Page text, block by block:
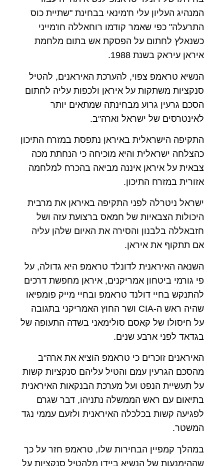
המנהיג העליון עלי ח'מינאי בבחינת "שתיית כוס
התרעלה" כפי שאמר קודמו רוחאללה חו'מייני
כשנאלץ לחתום על הפסקת אש בתום מלחמת
איראן עיראק בשנת 1988.
הנשיא טראמפ צפוי, להערכת האיראנים, להטיל
סנקציות משתקות על איראן ולכפות עליה לחתום
הסכם גרעין גרוע מבחינתה שמתאים יותר
לאינטרסים של ישראל וארה"ב.
התקיפה הישראלית באיראן נתפסת במזרח התיכון
כהצלחה ישראלית והיא מוכיחה כי הנחתת מכה
צבאית על איראן איננה מביאה בהכרח למלחמה
אזורית במזרח התיכון.
ישראל ניטרלה לפני התקיפה באיראן את מרבית
היכולות הצבאיות של חמאס ברצועת עזה ושל
חזבאללה בלבנון והסירה את האיום שלהן עליה
אם תתקוף את איראן.
השנאה האיראנית לדונלד טראמפ היא גדולה, על
פי גורמי ביטחון אמריקנים, איראן מחפשת דרכים
להתנקש בחיי דולנד טראמפ ובחיי מייק פומפיאו
שהיה ראש ה-CIA ושר החוץ האמריקני בתגובה
על חיסולו של קאסם סולימאני בשדה התעופה של
בגדאד לפני ארבע שנים.
האיראנים זוכרים כי טראמפ הוציא את ארה"ב
מהסכם הגרעין עמם והטיל עליהם סנקציות קשות
על תעשיית הנפט ועל מערכת הבנקאות האיראנית
בתיאום עם ראש הממשלה נתניהו, דבר שגרם
לפגיעה קשות בכלכלה האיראנית ולזעם עממי נגד
המשטר.
במהלך קמפיין הבחירות שלו, טראמפ חזר על כך
שההימנעות של הנשיא ביידן מלהטיל סנקציות על